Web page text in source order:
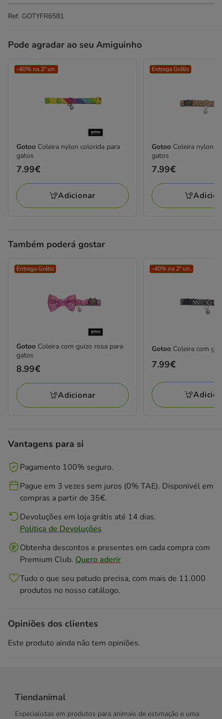
Ref. GOTYFR6581
Pode agradar ao seu Amiguinho
-40% na 2ª un.
Gotoo Coleira nylon colorida para
gatos
Preço
7.99€
7.99€
Adicionar
Entrega Grátis
Gotoo Coleira nylon
gatos
Preço
7.99€
7.99€
Também poderá gostar
Entrega Grátis
Gotoo Coleira com guizo rosa para
gatos
Preço
8.99€
8.99€
Adicionar
-40% na 2ª un.
Gotoo Coleira com
Preço
7.99€
Vantagens para si
Pagamento 100% seguro.
Pague em 3 vezes sem juros (0% TAE). Disponivél em
compras a partir de 35€.
Devoluções em loja grátis até 14 dias.
Politica de Devoluções
Obtenha descontos e presentes em cada compra com
Premium Club. Quero aderir
Tudo o que seu patudo precisa, com mais de 11.000
produtos no nosso catálogo.
Opiniões dos clientes
Este produto ainda não tem opiniões.
Tiendanimal
Especialistas em produtos para animais de estimação e uma